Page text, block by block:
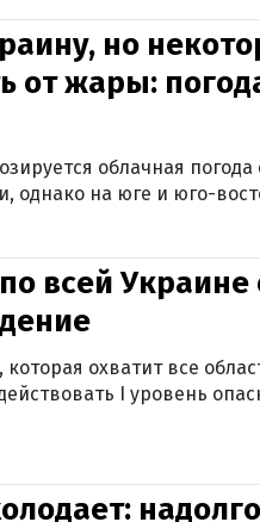
но
от жары:
облачная
однако на юге и юго-
всей
охватит все
I уровень